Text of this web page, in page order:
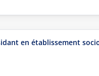
en établissement